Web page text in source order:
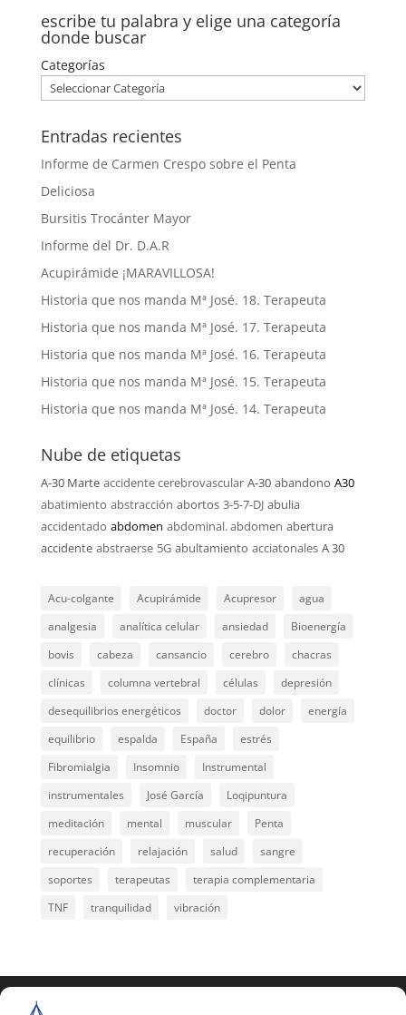
escribe tu palabra y elige una categoría
donde buscar
Categorías
Entradas recientes
Informe de Carmen Crespo sobre el Penta
Deliciosa
Bursitis Trocánter Mayor
Informe del Dr. D.A.R
Acupirámide ¡MARAVILLOSA!
Historia que nos manda Mª José. 18. Terapeuta
Historia que nos manda Mª José. 17. Terapeuta
Historia que nos manda Mª José. 16. Terapeuta
Historia que nos manda Mª José. 15. Terapeuta
Historia que nos manda Mª José. 14. Terapeuta
Nube de etiquetas
A-30 Marte accidente cerebrovascular A-30 abandono A30
abatimiento abstracción abortos 3-5-7-DJ abulia
accidentado abdomen abdominal. abdomen abertura
accidente abstraerse 5G abultamiento acciatonales A 30
Acu-colgante Acupirámide Acupresor
agua
analgesia
analítica celular ansiedad
Bioenergía
bovis
cabeza cansancio cerebro
chacras
clínicas
columna vertebral células
depresión
desequilibrios energéticos
doctor dolor
energía
equilibrio
espalda España
estrés
Fibromialgia
Insomnio
Instrumental
instrumentales
José García
Loqipuntura
meditación
mental muscular
Penta
recuperación
relajación salud
sangre
soportes
terapeutas
terapia complementaria
TNF
tranquilidad vibración